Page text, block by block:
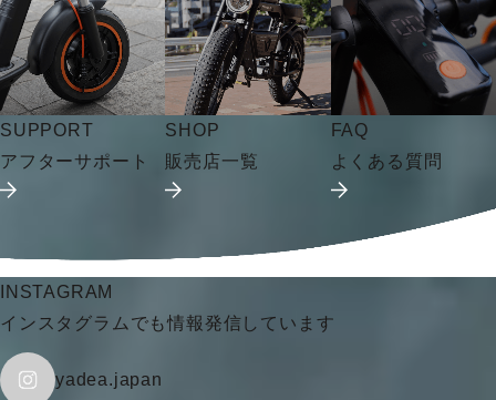
SUPPORT
アフターサポート
SHOP
販売店一覧
FAQ
よくある質問
INSTAGRAM
インスタグラムでも情報発信しています
yadea.japan